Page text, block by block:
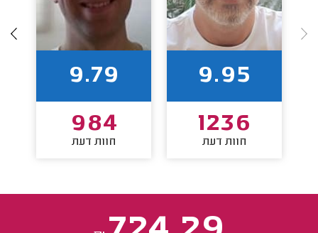
9.95
1236
חוות דעת
9.79
984
חוות דעת